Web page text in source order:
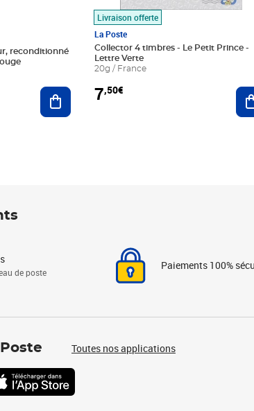
reconditionné
Ajouter au panier
Livraison offerte
La Poste
Collector 4 timbres - Le Petit Prince -
Lettre Verte
20g / France
7,50€
de poste
Paiements 100%
Toutes nos applications